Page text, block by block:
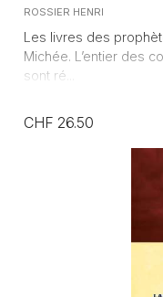
ROSSIER HENRI
Les livres des
Michée. L’entier des
sont ré...
CHF 26.50